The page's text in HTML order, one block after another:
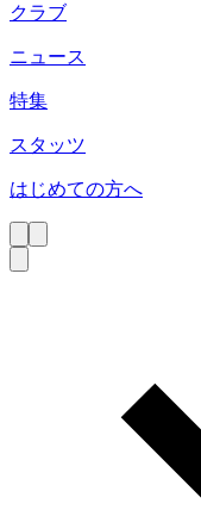
クラブ
ニュース
特集
スタッツ
はじめての方へ